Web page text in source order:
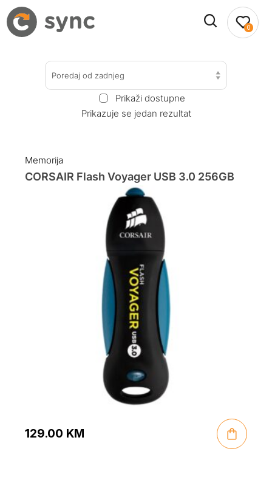
0
Poredaj od zadnjeg
Prikaži dostupne
Prikazuje se jedan rezultat
Memorija
CORSAIR Flash Voyager USB 3.0 256GB
129.00 KM